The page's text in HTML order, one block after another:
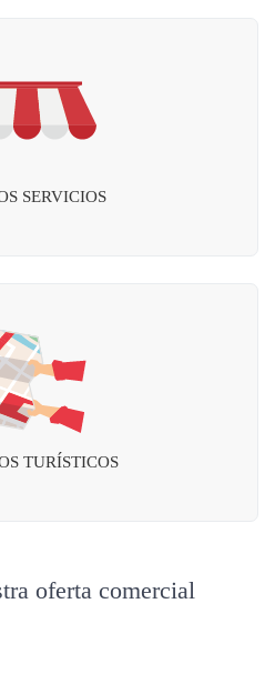
SERVICIOS
TURÍSTICOS
oferta comercial